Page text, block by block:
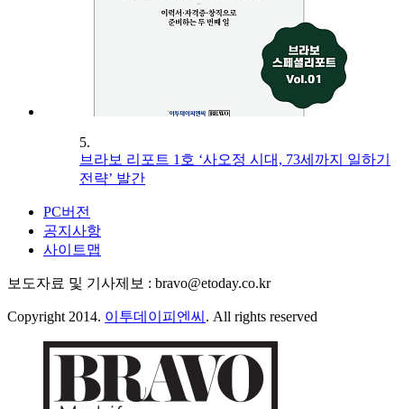
5.
브라보 리포트 1호 ‘사오정 시대, 73세까지 일하기
전략’ 발간
PC버전
공지사항
사이트맵
보도자료 및 기사제보 : bravo@etoday.co.kr
Copyright 2014. 이투데이피엔씨 . All rights reserved